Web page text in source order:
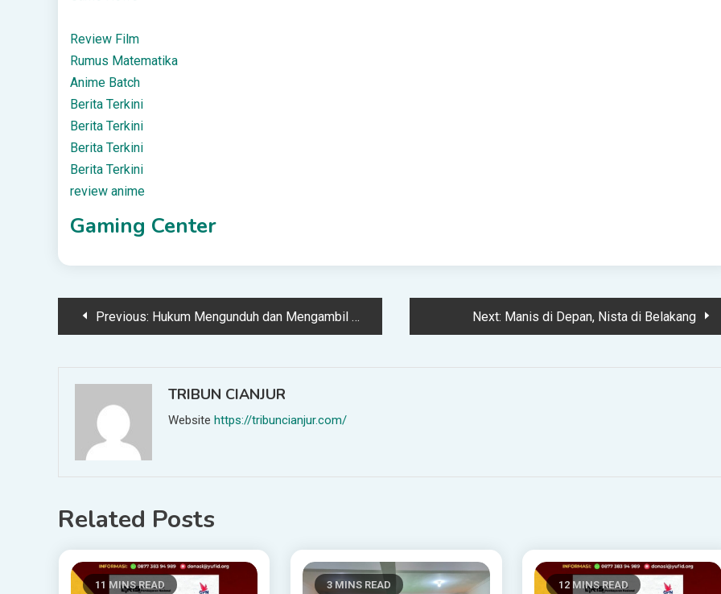
Review Film
Rumus Matematika
Anime Batch
Berita Terkini
Berita Terkini
Berita Terkini
Berita Terkini
review anime
Gaming Center
PostPrevious: Hukum Mengunduh dan Mengambil Manfaat dari Buku Elektronik padahal Tertulis Hak Cipta Dilindungi Next: Manis di Depan, Nista di Belakang
TRIBUN CIANJUR
Website https://tribuncianjur.com/
Related Posts
11 MINS READ 3 MINS READ 12 MINS READ